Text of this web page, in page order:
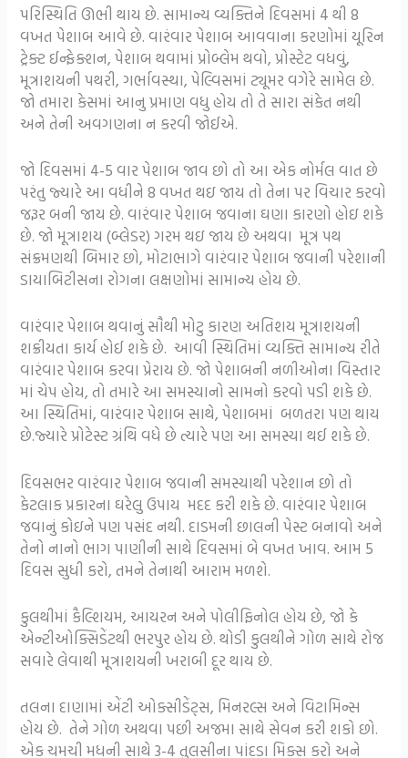
પરિસ્થિતિ ઊભી થાય છે. સામાન્ય વ્યક્તિને દિવસમાં 4 થી 8
વખત પેશાબ આવે છે. વારંવાર પેશાબ આવવાના કરણોમાં યૂરિન
ટ્રેક્ટ ઈન્ફેક્શન, પેશાબ થવામાં પ્રોબ્લેમ થવો, પ્રોસ્ટેટ વધવું,
મૂત્રાશયની પથરી, ગર્ભાવસ્થા, પેલ્વિસમાં ટ્યૂમર વગેરે સામેલ છે.
જો તમારા કેસમાં આનુ પ્રમાણ વધુ હોય તો તે સારા સંકેત નથી
અને તેની અવગણના ન કરવી જોઈએ.
જો દિવસમાં 4-5 વાર પેશાબ જાવ છો તો આ એક નોર્મલ વાત છે
પરંતુ જ્યારે આ વધીને 8 વખત થઇ જાય તો તેના પર વિચાર કરવો
જરૂર બની જાય છે. વારંવાર પેશાબ જવાના ઘણા કારણો હોઇ શકે
છે. જો મૂત્રાશય (બ્લેડર) ગરમ થઇ જાય છે અથવા મૂત્ર પથ
સંક્રમણથી બિમાર છો, મોટાભાગે વારંવાર પેશાબ જવાની પરેશાની
ડાયાબિટીસના રોગના લક્ષણોમાં સામાન્ય હોય છે.
વારંવાર પેશાબ થવાનું સૌથી મોટુ કારણ અતિશય મૂત્રાશયની
શક્રીયતા કાર્ય હોઈ શકે છે. આવી સ્થિતિમાં વ્યક્તિ સામાન્ય રીતે
વારંવાર પેશાબ કરવા પ્રેરાય છે. જો પેશાબની નળીઓના વિસ્તાર
માં ચેપ હોય, તો તમારે આ સમસ્યાનો સામનો કરવો પડી શકે છે.
આ સ્થિતિમાં, વારંવાર પેશાબ સાથે, પેશાબમાં બળતરા પણ થાય
છે.જ્યારે પ્રોટેસ્ટ ગ્રંથિ વધે છે ત્યારે પણ આ સમસ્યા થઈ શકે છે.
દિવસભર વારંવાર પેશાબ જવાની સમસ્યાથી પરેશાન છો તો
કેટલાક પ્રકારના ઘરેલુ ઉપાય મદદ કરી શકે છે. વારંવાર પેશાબ
જવાનું કોઇને પણ પસંદ નથી. દાડમની છાલની પેસ્ટ બનાવો અને
તેનો નાનો ભાગ પાણીની સાથે દિવસમાં બે વખત ખાવ. આમ 5
દિવસ સુધી કરો, તમને તેનાથી આરામ મળશે.
કુલથીમાં કૈલ્શિયમ, આયરન અને પોલીફિનોલ હોય છે, જો કે
એન્ટીઓક્સિડેંટથી ભરપુર હોય છે. થોડી કુલથીને ગોળ સાથે રોજ
સવારે લેવાથી મૂત્રાશયની ખરાબી દૂર થાય છે.
તલના દાણામાં એંટી ઓક્સીડેંટ્સ, મિનરલ્સ અને વિટામિન્સ
હોય છે. તેને ગોળ અથવા પછી અજમા સાથે સેવન કરી શકો છો.
એક ચમચી મધની સાથે 3-4 તુલસીના પાંદડા મિક્સ કરો અને